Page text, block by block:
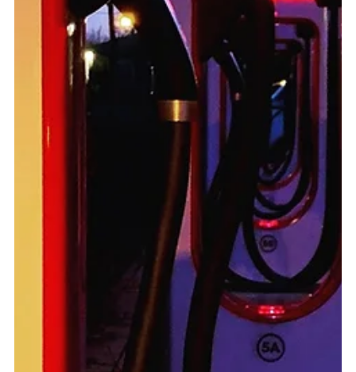
Pasquale Castelgrande
27 apr 2022
Tempo di lettura: 4 min
Inseguire il sole ad ottobre: Puglia